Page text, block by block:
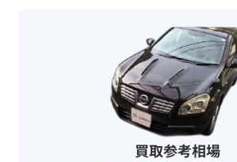
買取参考相場